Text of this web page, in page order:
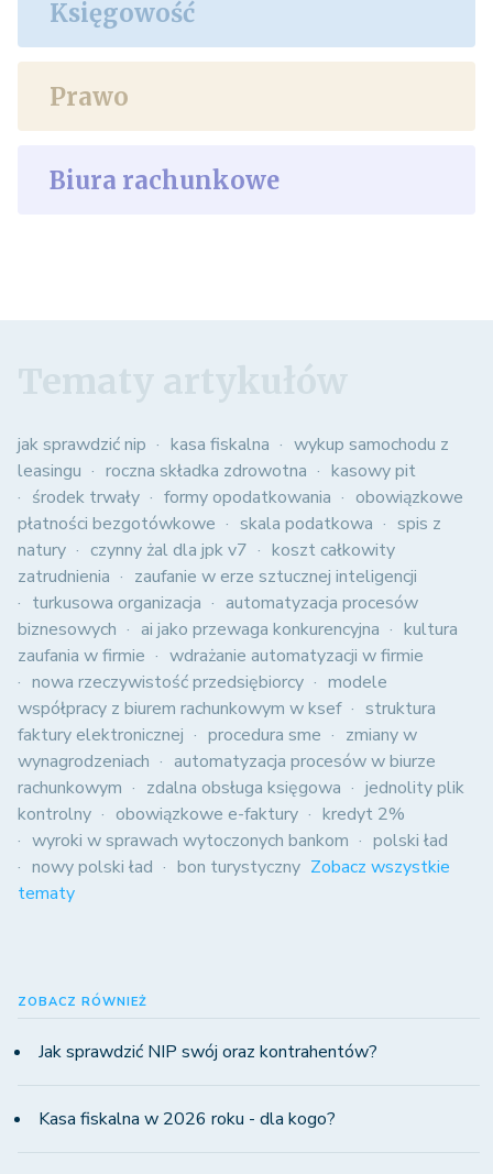
Księgowość
Prawo
Biura rachunkowe
jak sprawdzić nip kasa fiskalna
wykup samochodu z
leasingu
roczna składka zdrowotna
kasowy pit
środek trwały
formy opodatkowania
obowiązkowe
płatności bezgotówkowe
skala podatkowa
spis z
natury
czynny żal dla jpk v7
koszt całkowity
zatrudnienia
zaufanie w erze sztucznej inteligencji
turkusowa organizacja
automatyzacja procesów
biznesowych
ai jako przewaga konkurencyjna
kultura
zaufania w firmie
wdrażanie automatyzacji w firmie
nowa rzeczywistość przedsiębiorcy
modele
współpracy z biurem rachunkowym w ksef
struktura
faktury elektronicznej
procedura sme
zmiany w
wynagrodzeniach
automatyzacja procesów w biurze
rachunkowym
zdalna obsługa księgowa
jednolity plik
kontrolny
obowiązkowe e-faktury
kredyt 2%
wyroki w sprawach wytoczonych bankom
polski ład
nowy polski ład
bon turystyczny Zobacz wszystkie
tematy
ZOBACZ RÓWNIEŻ
Jak sprawdzić NIP swój oraz kontrahentów?
Kasa fiskalna w 2026 roku - dla kogo?